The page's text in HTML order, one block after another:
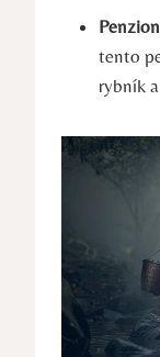
tento
rybník